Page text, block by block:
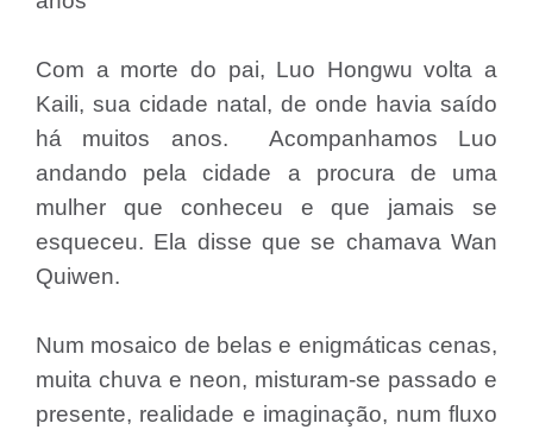
Com a morte do pai, Luo Hongwu volta a
Kaili, sua cidade natal, de onde havia saído
há muitos anos. Acompanhamos Luo
andando pela cidade a procura de uma
mulher que conheceu e que jamais se
esqueceu. Ela disse que se chamava Wan
Quiwen.
Num mosaico de belas e enigmáticas cenas,
muita chuva e neon, misturam-se passado e
presente, realidade e imaginação, num fluxo